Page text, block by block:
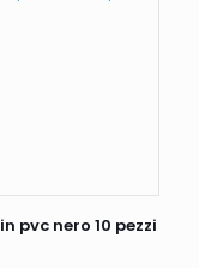
pvc nero 10 pezzi